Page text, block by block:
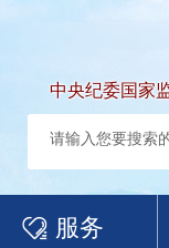
中央纪委国家
服务